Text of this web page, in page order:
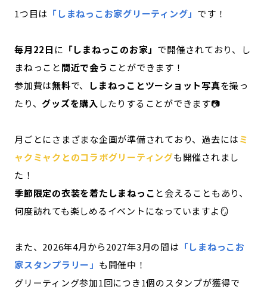
1つ目は 「しまねっこお家グリーティング」 です！
毎月22日 に 「しまねっこのお家」 で開催されており、し
まねっこと間近で会う ことができます！
参加費は無料で、 しまねっことツーショット写真を撮っ
たり、グッズを購入 したりすることができます📷
月ごとにさまざまな企画が準備されており、過去にはミ
ャクミャクとのコラボグリーティングも開催されまし
た！
季節限定の衣装を着たしまねっこ と会えることもあり、
何度訪れても楽しめるイベントになっていますよ🪞
また、2026年4月から2027年3月の間は 「しまねっこお
家スタンプラリー」 も開催中！
グリーティング参加1回につき1個のスタンプが獲得で